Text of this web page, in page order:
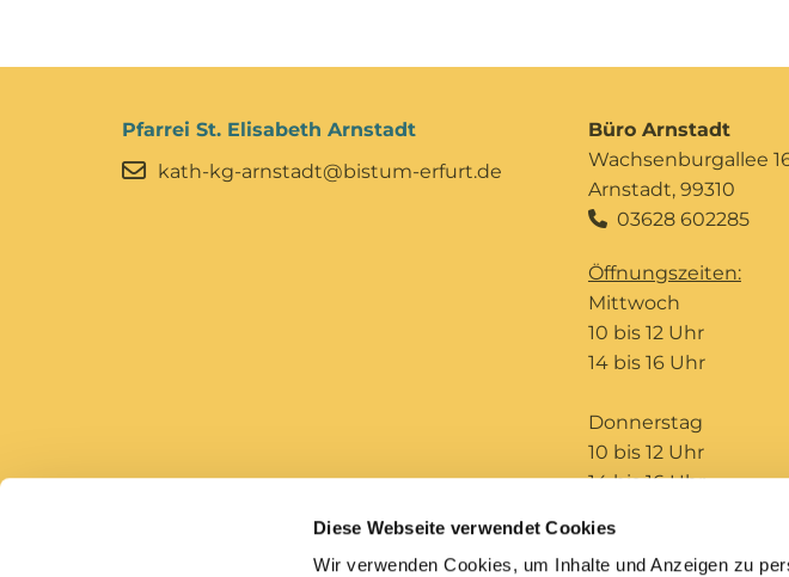
Diese Webseite verwendet Cookies
Wir verwenden Cookies, um Inhalte und Anzeigen zu
Pfarrei St. Elisabeth Arnstadt
kath-kg-arnstadt@bistum-erfurt.de
Büro Arnstadt
Wachsenburgallee
Arnstadt, 99310
03628 602285
Öffnungszeiten:
Mittwoch
10 bis 12 Uhr
14 bis 16 Uhr
Donnerstag
10 bis 12 Uhr
14 bis 16 Uhr
Caritas Erfurt Telefonseelsorge